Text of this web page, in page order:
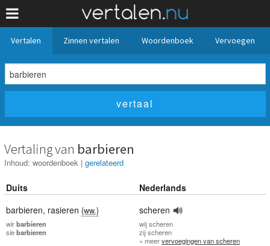
Vertalen Zinnen vertalen Woordenboek Vervoegen
Vertaling van barbieren
Inhoud: woordenboek | gerelateerd
Duits
Nederlands
barbieren, rasieren {ww.} scheren
wirbarbieren
siebarbieren
wijscheren
zijscheren
» meervervoegingen van scheren